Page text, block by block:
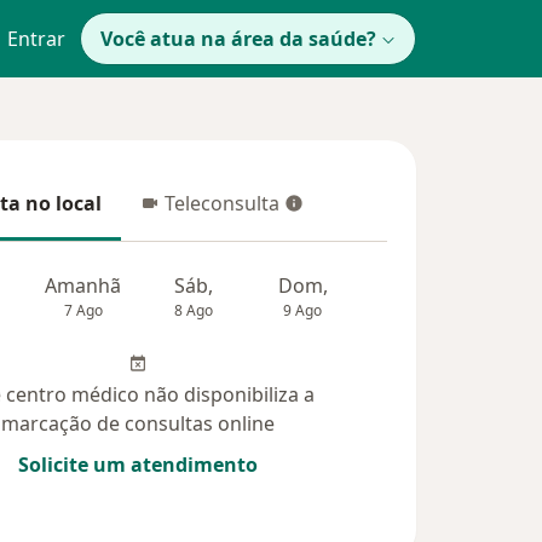
Entrar Você atua na área da saúde?
no local
no local Teleconsulta
Teleconsulta
Amanhã
7 Ago
Sáb,
8 Ago
Dom,
9 Ago
centro médico não disponibiliza a
marcação de consultas online
Solicite um atendimento